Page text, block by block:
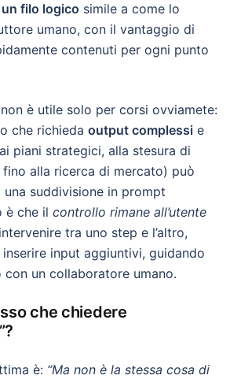
filo logico simile a come lo
umano, con il vantaggio di
contenuti per ogni punto
è utile solo per corsi ovviamete:
che richieda output complessi e
piani strategici, alla stesura di
alla ricerca di mercato) può
suddivisione in prompt
è che il controllo rimane all’utente
tra uno step e l’altro,
input aggiuntivi, guidando
con un collaboratore umano.
che chiedere
è: “Ma non è la stessa cosa di